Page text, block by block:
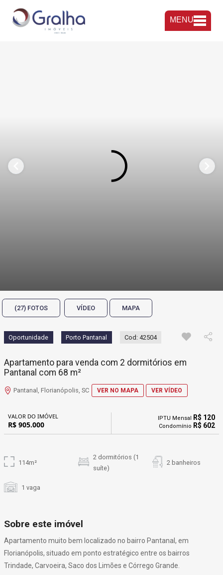
MENU
(27) FOTOS VÍDEO MAPA
Oportunidade Porto Pantanal Cod: 42504
Apartamento para venda com 2 dormitórios em
Pantanal com 68 m²
Pantanal, Florianópolis, SC VER NO MAPA VER VÍDEO
VALOR DO IMÓVEL
R$ 905.000
IPTU Mensal R$ 120
Condomínio R$ 602
114m²
2 dormitórios (1
suíte)
2 banheiros
1 vaga
Sobre este imóvel
Apartamento muito bem localizado no bairro Pantanal, em
Florianópolis, situado em ponto estratégico entre os bairros
Trindade, Carvoeira, Saco dos Limões e Córrego Grande.